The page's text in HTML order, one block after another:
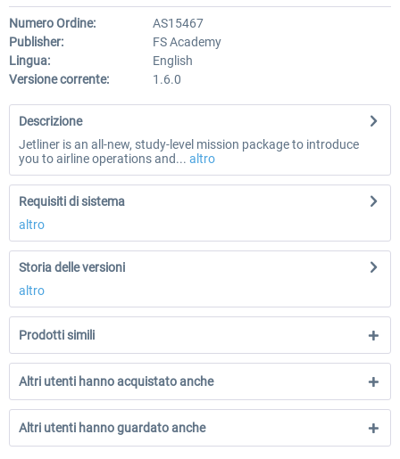
Numero Ordine:
AS15467
Publisher:
FS Academy
Lingua:
English
Versione corrente:
1.6.0
Descrizione
Jetliner is an all-new, study-level mission package to introduce
you to airline operations and... altro
Requisiti di sistema
altro
Storia delle versioni
altro
Prodotti simili
Altri utenti hanno acquistato anche
Altri utenti hanno guardato anche